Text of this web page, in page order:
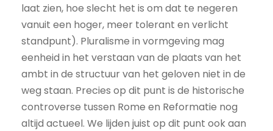
laat zien, hoe slecht het is om dat te negeren
vanuit een hoger, meer tolerant en verlicht
standpunt). Pluralisme in vormgeving mag
eenheid in het verstaan van de plaats van het
ambt in de structuur van het geloven niet in de
weg staan. Precies op dit punt is de historische
controverse tussen Rome en Reformatie nog
altijd actueel. We lijden juist op dit punt ook aan